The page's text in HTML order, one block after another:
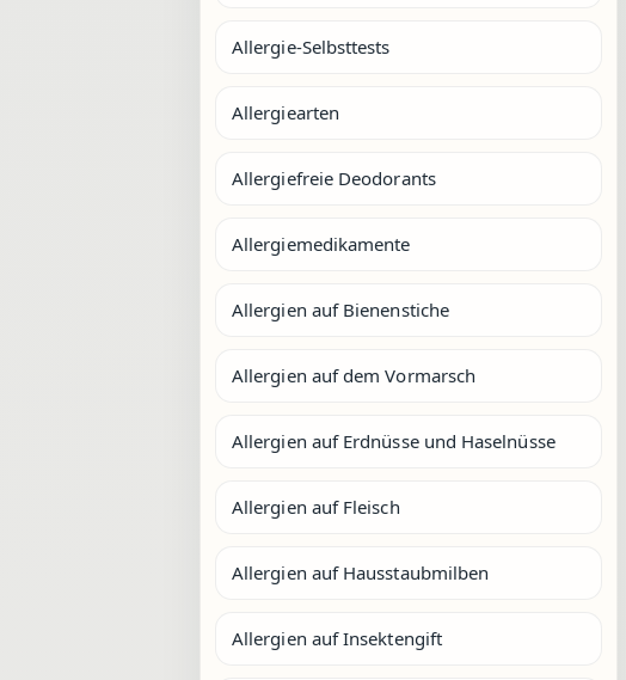
Allergie-Selbsttests
Allergiearten
Allergiefreie Deodorants
Allergiemedikamente
Allergien auf Bienenstiche
Allergien auf dem Vormarsch
Allergien auf Erdnüsse und Haselnüsse
Allergien auf Fleisch
Allergien auf Hausstaubmilben
Allergien auf Insektengift